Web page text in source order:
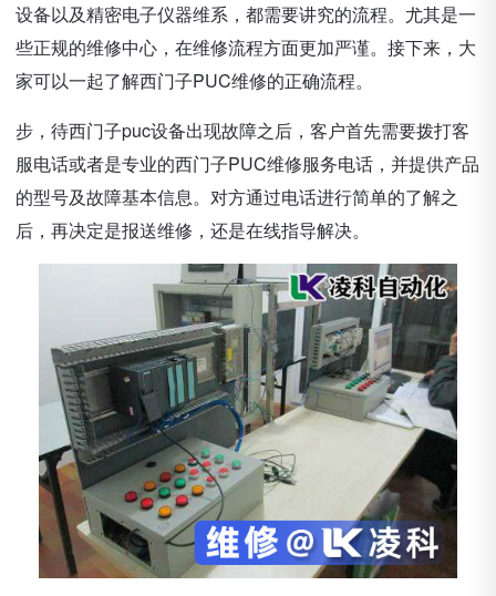
设备以及精密电子仪器维系，都需要讲究的流程。尤其是一
些正规的维修中心，在维修流程方面更加严谨。接下来，大
家可以一起了解西门子PUC维修的正确流程。
步，待西门子puc设备出现故障之后，客户首先需要拨打客
服电话或者是专业的西门子PUC维修服务电话，并提供产品
的型号及故障基本信息。对方通过电话进行简单的了解之
后，再决定是报送维修，还是在线指导解决。